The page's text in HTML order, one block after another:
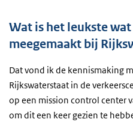
Wat is het leukste
meegemaakt bij
Dat vond ik de kennismaking
Rijkswaterstaat in de
op een mission control center
om dit een keer gezien te